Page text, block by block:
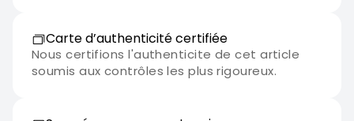
Carte d’authenticité certifiée
Nous certifions l'authenticite de cet article
soumis aux contrôles les plus rigoureux.